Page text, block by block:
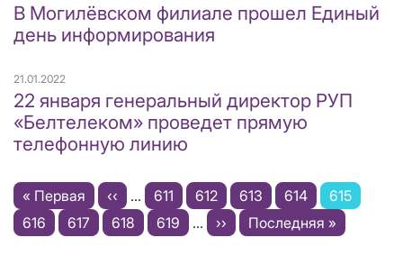
В Могилёвском филиале прошел Единый
день информирования
21.01.2022
22 января генеральный директор РУП
«Белтелеком» проведет прямую
телефонную линию
Нумерация
страниц
Первая
страница
« Первая ←
‹‹ … Page
611 Page
612 Page
613 Page
614
Текущая
страница
615
Page
616 Page
617 Page
618 Page
619 …
Следующая
››
Последняя
Последняя »